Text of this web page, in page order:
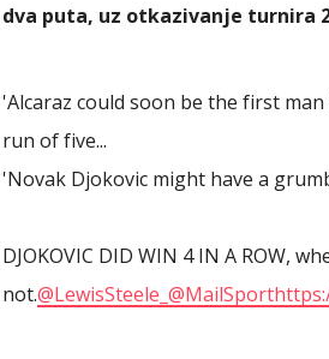
dva puta, uz otkazivanje turnira
'Alcaraz could soon be the first
run of five...
'Novak Djokovic might have a
DJOKOVIC DID WIN 4 IN A ROW,
not.@LewisSteele_ @MailSport